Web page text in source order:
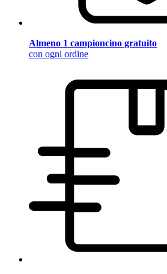
Almeno 1 campioncino gratuito
con ogni ordine